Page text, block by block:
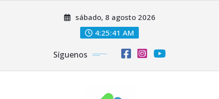
sábado, 8 agosto 2026
4:25:44 AM
Síguenos